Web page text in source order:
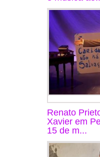
Renato
Xavier em
15 de m...